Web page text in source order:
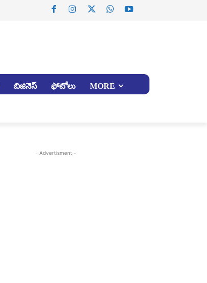
బిజినెస్ ఫోటోలు MORE
- Advertisment -